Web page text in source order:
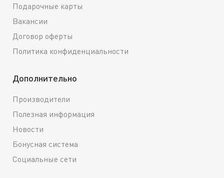
Подарочные карты
Вакансии
Договор оферты
Политика конфиденциальности
Дополнительно
Производители
Полезная информация
Новости
Бонусная система
Социальные сети